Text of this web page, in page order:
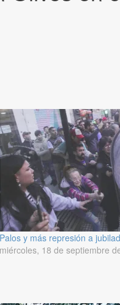
Palos y más represión a
miércoles, 18 de septiembre